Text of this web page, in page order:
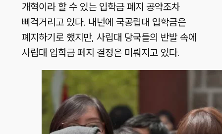
개혁이라 할 수 있는 입학금 폐지 공약조차
삐걱거리고 있다. 내년에 국공립대 입학금은
폐지하기로 했지만, 사립대 당국들의 반발 속에
사립대 입학금 폐지 결정은 미뤄지고 있다.